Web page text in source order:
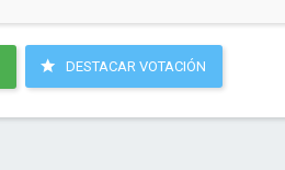
DESTACAR VOTACIÓN